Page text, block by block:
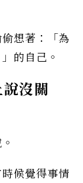
想著：「為
的自己。
沒關
候覺得事情